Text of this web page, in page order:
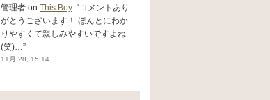
管理者 on This Boy: “コメントあり
がとうございます！ ほんとにわか
りやすくて親しみやすいですよね
(笑)…”
11月 28, 15:14